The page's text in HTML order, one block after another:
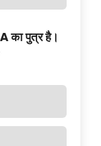
का पुत्र है।